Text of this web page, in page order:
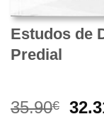
Estudos de
Predial
35.90€
O